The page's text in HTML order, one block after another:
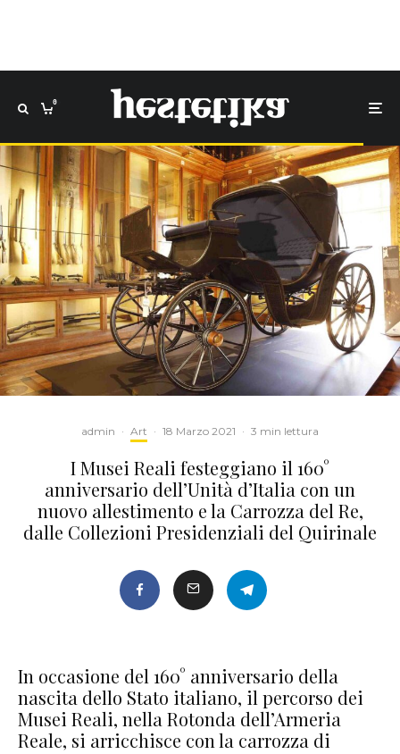
0
admin · Art · 18 Marzo 2021 · 3 min lettura
I Musei Reali festeggiano il 160°
anniversario dell’Unità d’Italia con un
nuovo allestimento e la Carrozza del Re,
dalle Collezioni Presidenziali del Quirinale
In occasione del 160° anniversario della
nascita dello Stato italiano, il percorso dei
Musei Reali, nella Rotonda dell’Armeria
Reale, si arricchisce con la carrozza di